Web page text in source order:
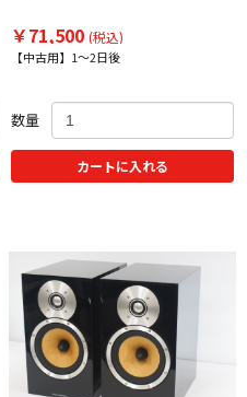
￥71,500 (税込)
【中古用】1～2日後
数量
カートに入れる